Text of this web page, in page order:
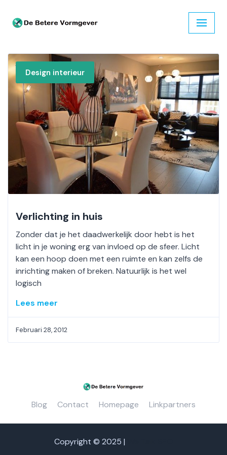
Ga
de
inhoud
Design interieur
Verlichting in huis
Zonder dat je het daadwerkelijk door hebt is het
licht in je woning erg van invloed op de sfeer. Licht
kan een hoop doen met een ruimte en kan zelfs de
inrichting maken of breken. Natuurlijk is het wel
logisch
Lees meer
Februari 28, 2012
Blog Contact Homepage Linkpartners
Copyright © 2025 |